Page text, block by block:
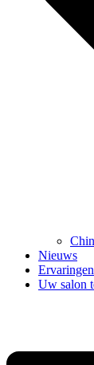
Nieuws
Ervaringen
Uw salon